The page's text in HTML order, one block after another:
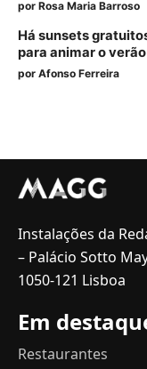
por Rosa Maria Barroso
Há sunsets
para animar o
por Afonso Ferreira
Instalações da
– Palácio Sotto
1050-121 Lisboa
Em
Restaurantes